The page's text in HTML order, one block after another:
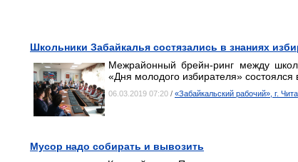
Школьники Забайкалья состязались в знаниях
Межрайонный брейн-ринг между
«Дня молодого избирателя» состоялся
06.03.2019 07:20 / «Забайкальский рабочий», г.
Мусор надо собирать и вывозить